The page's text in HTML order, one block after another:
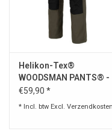
Helikon-Tex®
WOODSMAN PANTS® -
Taiga green / Black
€59,90 *
* Incl. btw Excl. Verzendkosten